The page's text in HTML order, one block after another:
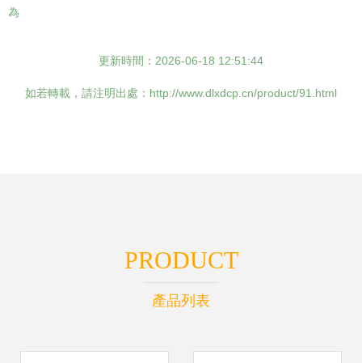
為
更新時間：2026-06-18 12:51:44
如若轉載，請注明出處：http://www.dlxdcp.cn/product/91.html
PRODUCT
產品列表